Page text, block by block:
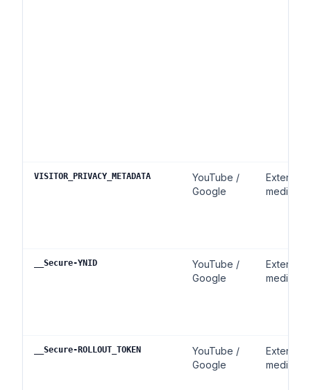
VISITOR_PRIVACY_METADATA
YouTube /
Google
Externe
media
__Secure-YNID
YouTube /
Google
Externe
media
__Secure-ROLLOUT_TOKEN
YouTube /
Google
Externe
media